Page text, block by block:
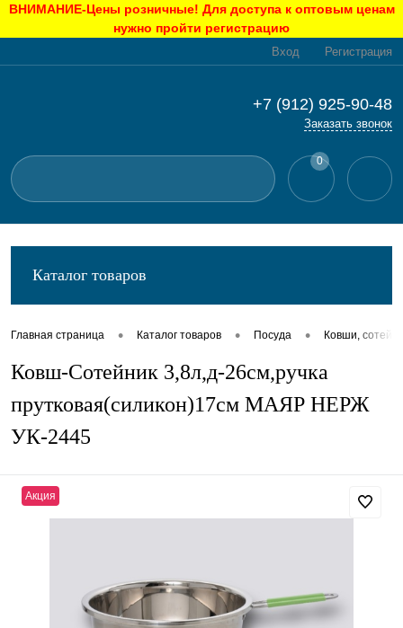
ВНИМАНИЕ-Цены розничные! Для доступа к оптовым ценам
нужно пройти регистрацию
Вход Регистрация
+7 (912) 925-90-48
Заказать звонок
0
Каталог товаров
Главная страница • Каталог товаров • Посуда • Ковши,
Ковш-Сотейник 3,8л,д-26см,ручка
прутковая(силикон)17см МАЯР НЕРЖ
УК-2445
Акция